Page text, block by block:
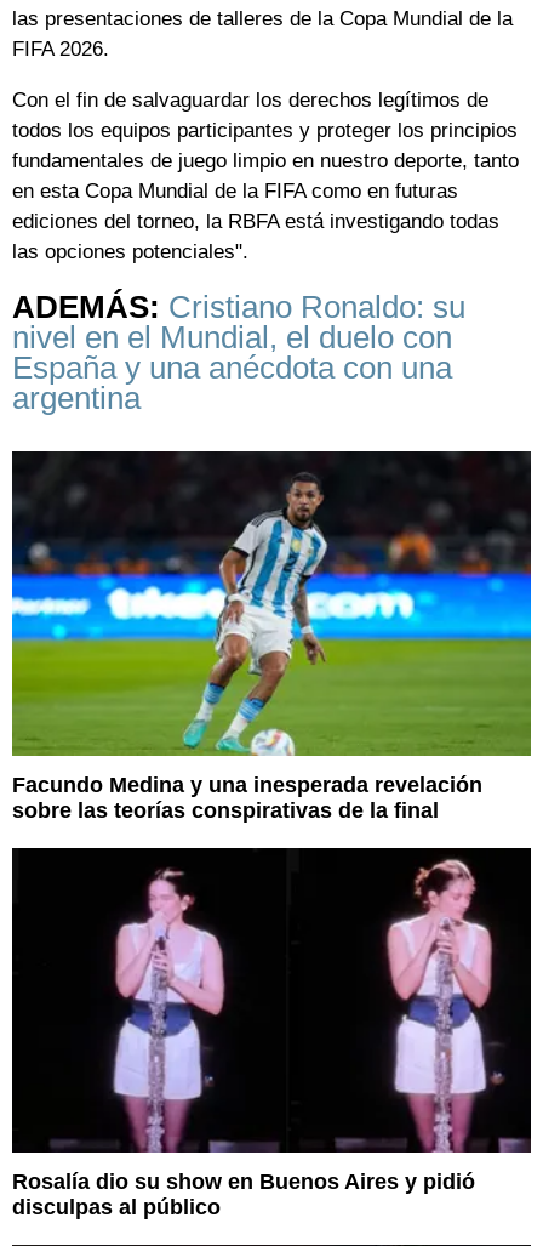
las presentaciones de talleres de la Copa Mundial de la
FIFA 2026.
Con el fin de salvaguardar los derechos legítimos de
todos los equipos participantes y proteger los principios
fundamentales de juego limpio en nuestro deporte, tanto
en esta Copa Mundial de la FIFA como en futuras
ediciones del torneo, la RBFA está investigando todas
las opciones potenciales".
ADEMÁS: Cristiano Ronaldo: su
nivel en el Mundial, el duelo con
España y una anécdota con una
argentina
Facundo Medina y una inesperada revelación
sobre las teorías conspirativas de la final
Rosalía dio su show en Buenos Aires y pidió
disculpas al público